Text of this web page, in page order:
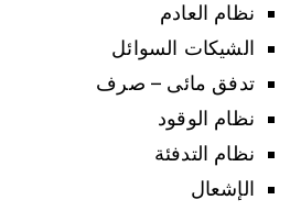
نظام العادم
الشيكات السوائل
تدفق مائى – صرف
نظام الوقود
نظام التدفئة
الإشعال